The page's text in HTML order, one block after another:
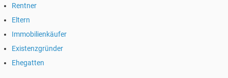
Rentner
Eltern
Immobilienkäufer
Existenzgründer
Ehegatten